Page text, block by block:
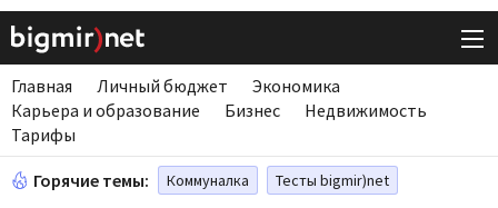
Главная Личный бюджет
Экономика
Карьера и образование
Бизнес
Недвижимость
Тарифы
Горячие темы: Коммуналка Тесты bigmir)net